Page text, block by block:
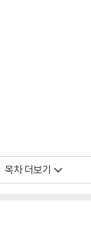
목차 더보기